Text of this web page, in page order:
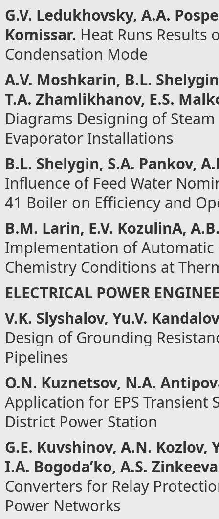
G.V. Ledukhovsky, А.А.
Komissar. Heat Runs Results
Condensation Mode
А.V. Moshkarin, B.L.
T.А. Zhamlikhanov, E.S.
Diagrams Designing of
Evaporator Installations
B.L. Shelygin, S.А. Pankov, А
Influence of Feed Water
41 Boiler on Efficiency and
B.M. Larin, E.V. KozulinА, А
Implementation of Automatic
Chemistry Conditions at
ELECTRICAL POWER
V.K. Slyshalov, Yu.V.
Design of Grounding
Pipelines
O.N. Kuznetsov, N.А.
Application for EPS Transient
District Power Station
G.E. Kuvshinov, А.N. Kozlov,
I.А. Bogoda’ko, A.S. Zinkeevа
Converters for Relay
Power Networks